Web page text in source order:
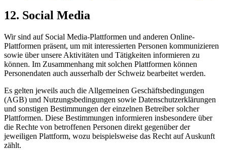
12. Social Media
Wir sind auf Social Media-Plattformen und anderen Online-
Plattformen präsent, um mit interessierten Personen kommunizieren
sowie über unsere Aktivitäten und Tätigkeiten informieren zu
können. Im Zusammenhang mit solchen Plattformen können
Personendaten auch ausserhalb der Schweiz bearbeitet werden.
Es gelten jeweils auch die Allgemeinen Geschäftsbedingungen
(AGB) und Nutzungsbedingungen sowie Datenschutzerklärungen
und sonstigen Bestimmungen der einzelnen Betreiber solcher
Plattformen. Diese Bestimmungen informieren insbesondere über
die Rechte von betroffenen Personen direkt gegenüber der
jeweiligen Plattform, wozu beispielsweise das Recht auf Auskunft
zählt.